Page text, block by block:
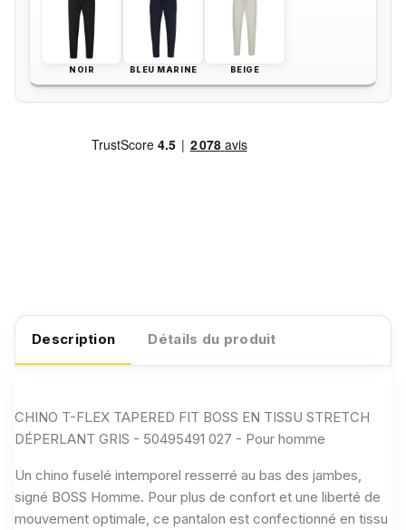
NOIR BLEU MARINE BEIGE
Description Détails du produit
CHINO T-FLEX TAPERED FIT BOSS EN TISSU STRETCH
DÉPERLANT GRIS - 50495491 027 - Pour homme
Un chino fuselé intemporel resserré au bas des jambes,
signé BOSS Homme. Pour plus de confort et une liberté de
mouvement optimale, ce pantalon est confectionné en tissu